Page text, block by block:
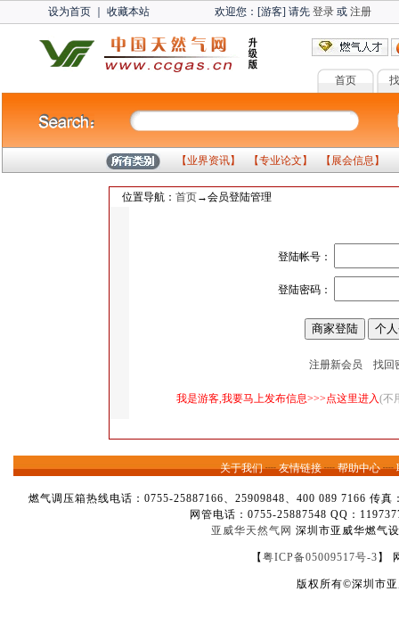
设为首页｜ 收藏本站 欢迎您：[游客] 请先 登录 或 注册
首页
【业界资讯】 【专业论文 】 【 展会信息 】
位置导航： 首页→会员登陆管理
登陆帐号：
登陆密码：
注册新会员 找回
我是游客,我要马上发布信息>>>点这里进入(不
关于我们┈友情链接┈帮助中心┈
燃气调压箱热线电话：0755-25887166、25909848、400 089 7166 传
网管电话：0755-25887548 QQ：
亚威华天然气网 深圳市亚威华燃气
【 粤ICP备05009517号-3 】
版权所有©深圳市